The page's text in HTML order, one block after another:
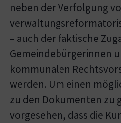
neben der Verfolgung
– auch der faktische
Gemeindebürgerinnen
kommunalen
werden. Um einen
zu den Dokumenten zu
vorgesehen, dass die